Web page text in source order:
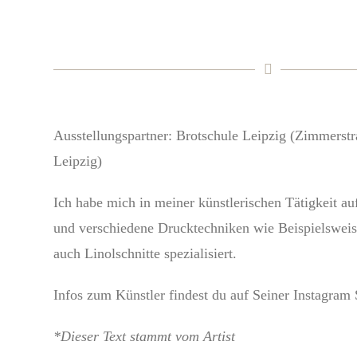
Ausstellungspartner: Brotschule Leipzig
Leipzig)
Ich habe mich in meiner künstlerischen Tätigkeit
und verschiedene Drucktechniken wie
auch Linolschnitte spezialisiert.
Infos zum Künstler findest du auf Seiner Instagram
*Dieser Text stammt vom Artist